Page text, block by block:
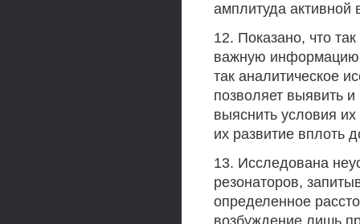
амплитуда
12. Показано, что
важную информацию
так аналитическое
позволяет выявить
выяснить условия
их развитие вплоть
13. Исследована
резонаторов,
определенное
возбуждение лишь